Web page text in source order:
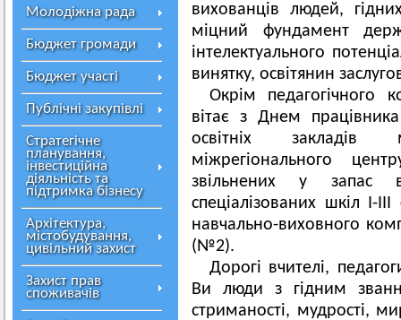
Молодіжна рада
Бюджет громади
Бюджет участі
Публічні закупівлі
Стратегічне
планування,
інвестиційна
діяльність та
підтримка бізнесу
Архітектура,
містобудування,
цивільний захист
Захист прав
споживачів
вихованців людей,
міцний фундамент
інтелектуального
винятку, освітянин
Окрім педагогічного
вітає з Днем працівника
освітніх закладів
міжрегіонального
звільнених у запас
спеціалізованих шкіл
навчально-виховного
(№2).
Дорогі вчителі,
Ви люди з гідним
стриманості, мудрості,